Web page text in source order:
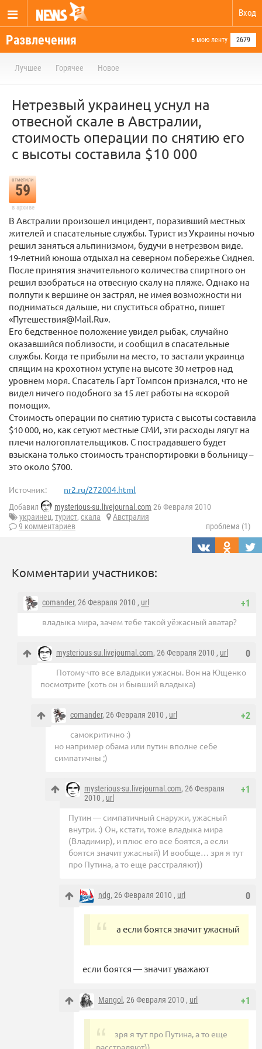
Вход
Развлечения в мою ленту 2679
Лучшее Горячее Новое
Нетрезвый украинец уснул на
отвесной скале в Австралии,
стоимость операции по снятию его
с высоты составила $10 000
отметили
59
в архиве
В Австралии произошел инцидент, поразивший местных
жителей и спасательные службы. Турист из Украины ночью
решил заняться альпинизмом, будучи в нетрезвом виде.
19-летний юноша отдыхал на северном побережье Сиднея.
После принятия значительного количества спиртного он
решил взобраться на отвесную скалу на пляже. Однако на
полпути к вершине он застрял, не имея возможности ни
подниматься дальше, ни спуститься обратно, пишет
«Путешествия@Mail.Ru».
Его бедственное положение увидел рыбак, случайно
оказавшийся поблизости, и сообщил в спасательные
службы. Когда те прибыли на место, то застали украинца
спящим на крохотном уступе на высоте 30 метров над
уровнем моря. Спасатель Гарт Томпсон признался, что не
видел ничего подобного за 15 лет работы на «скорой
помощи».
Стоимость операции по снятию туриста с высоты составила
$10 000, но, как сетуют местные СМИ, эти расходы лягут на
плечи налогоплательщиков. С пострадавшего будет
взыскана только стоимость транспортировки в больницу –
это около $700.
Источник: nr2.ru/272004.html
Добавил mysterious-su.livejournal.com 26 Февраля 2010
украинец, турист, скала
Австралия
9 комментариев
проблема (1)
Комментарии участников:
+1
comander, 26 Февраля 2010 , url
владыка мира, зачем тебе такой уёжасный аватар?
0
mysterious-su.livejournal.com, 26 Февраля 2010 , url
Потому-что все владыки ужасны. Вон на Ющенко
посмотрите (хоть он и бывший владыка)
+2
comander, 26 Февраля 2010 , url
самокритично :)
но например обама или путин вполне себе
симпатичны ;)
+1
mysterious-su.livejournal.com, 26 Февраля
2010 , url
Путин — симпатичный снаружи, ужасный
внутри. :) Он, кстати, тоже владыка мира
(Владимир), и плюс его все боятся, а если
боятся значит ужасный) И вообще… зря я тут
про Путина, а то еще расстраляют))
0
ndg, 26 Февраля 2010 , url
а если боятся значит ужасный
если боятся — значит уважают
+1
Mangol , 26 Февраля 2010 , url
зря я тут про Путина, а то еще
расстраляют))